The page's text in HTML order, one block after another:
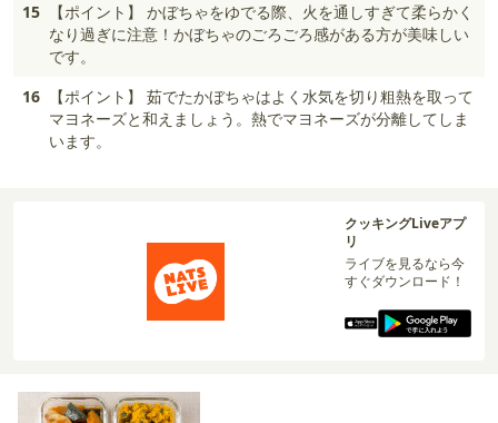
15
【ポイント】 かぼちゃをゆでる際、火を通しすぎて柔らかく
なり過ぎに注意！かぼちゃのごろごろ感がある方が美味しい
です。
16
【ポイント】 茹でたかぼちゃはよく水気を切り粗熱を取って
マヨネーズと和えましょう。熱でマヨネーズが分離してしま
います。
クッキングLiveアプ
リ
ライブを見るなら今
すぐダウンロード！